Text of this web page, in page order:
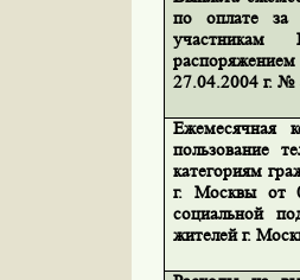
по оплате за
27.04.2004 г.
Ежемесячная
пользование
категориям
г. Москвы от
социальной
жителей г.